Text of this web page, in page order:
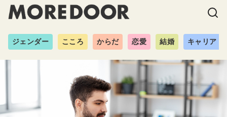
ジェンダー こころ からだ 恋愛 結婚 キャリア